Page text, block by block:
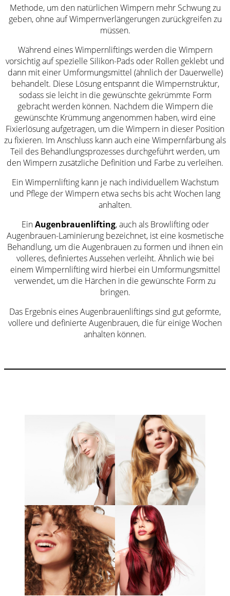
Methode, um den natürlichen Wimpern mehr Schwung zu
geben, ohne auf Wimpernverlängerungen zurückgreifen zu
müssen.
Während eines Wimpernliftings werden die Wimpern
vorsichtig auf spezielle Silikon-Pads oder Rollen geklebt und
dann mit einer Umformungsmittel (ähnlich der Dauerwelle)
behandelt. Diese Lösung entspannt die Wimpernstruktur,
sodass sie leicht in die gewünschte gekrümmte Form
gebracht werden können. Nachdem die Wimpern die
gewünschte Krümmung angenommen haben, wird eine
Fixierlösung aufgetragen, um die Wimpern in dieser Position
zu fixieren. Im Anschluss kann auch eine Wimpernfärbung als
Teil des Behandlungsprozesses durchgeführt werden, um
den Wimpern zusätzliche Definition und Farbe zu verleihen.
Ein Wimpernlifting kann je nach individuellem Wachstum
und Pflege der Wimpern etwa sechs bis acht Wochen lang
anhalten.
EinAugenbrauenlifting, auch als Browlifting oder
Augenbrauen-Laminierung bezeichnet, ist eine kosmetische
Behandlung, um die Augenbrauen zu formen und ihnen ein
volleres, definiertes Aussehen verleiht. Ähnlich wie bei
einem Wimpernlifting wird hierbei ein Umformungsmittel
verwendet, um die Härchen in die gewünschte Form zu
bringen.
Das Ergebnis eines Augenbrauenliftings sind gut geformte,
vollere und definierte Augenbrauen, die für einige Wochen
anhalten können.